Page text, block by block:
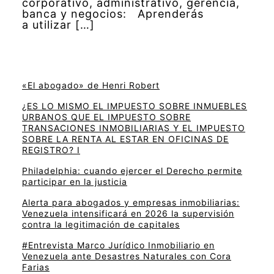
banca y negocios: Aprenderás
a utilizar […]
«El abogado» de Henri Robert
¿ES LO MISMO EL IMPUESTO SOBRE INMUEBLES
URBANOS QUE EL IMPUESTO SOBRE
TRANSACIONES INMOBILIARIAS Y EL IMPUESTO
SOBRE LA RENTA AL ESTAR EN OFICINAS DE
REGISTRO? I
Philadelphia: cuando ejercer el Derecho permite
participar en la justicia
Alerta para abogados y empresas inmobiliarias:
Venezuela intensificará en 2026 la supervisión
contra la legitimación de capitales
#Entrevista Marco Jurídico Inmobiliario en
Venezuela ante Desastres Naturales con Cora
Farias